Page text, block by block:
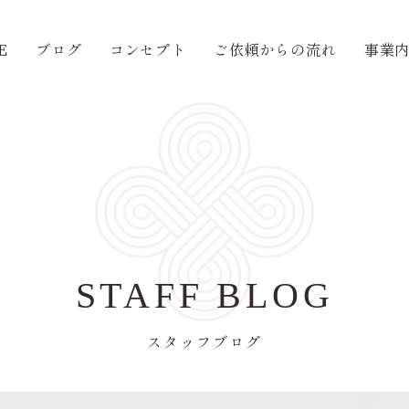
ブログ コンセプト ご依頼からの流れ 事業
STAFF BLOG
スタッフブログ